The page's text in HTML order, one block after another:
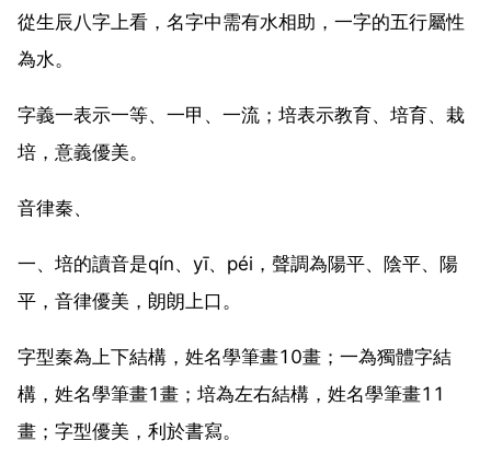
從生辰八字上看，名字中需有水相助，一字的五行屬性
為水。
字義一表示一等、一甲、一流；培表示教育、培育、栽
培，意義優美。
音律秦、
一、培的讀音是qín、yī、péi，聲調為陽平、陰平、陽
平，音律優美，朗朗上口。
字型秦為上下結構，姓名學筆畫10畫；一為獨體字結
構，姓名學筆畫1畫；培為左右結構，姓名學筆畫11
畫；字型優美，利於書寫。